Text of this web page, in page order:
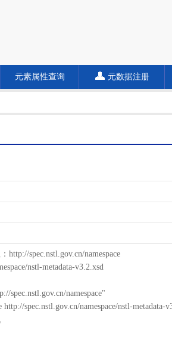
元素属性查询 元数据注册
spec.nstl.gov.cn/namespace
nstl-metadata-v3.2.xsd
namespace"
http://spec.nstl.gov.cn/namespace/nstl-